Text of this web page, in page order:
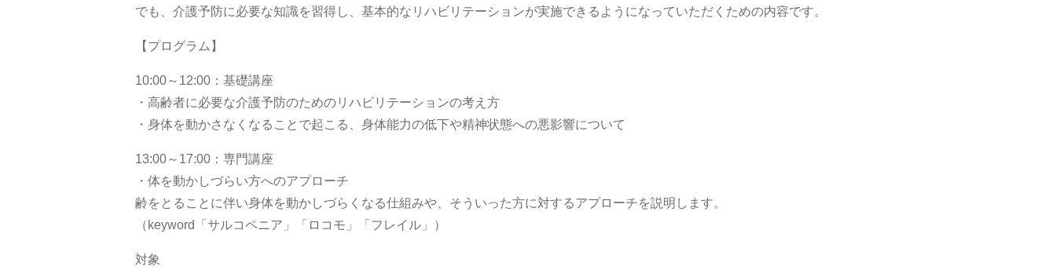
でも、介護予防に必要な知識を習得し、基本的なリハビリテーションが実施できるようになっていただくための内容です。
【プログラム】
10:00～12:00：基礎講座
・高齢者に必要な介護予防のためのリハビリテーションの考え方
・身体を動かさなくなることで起こる、身体能力の低下や精神状態への悪影響について
13:00～17:00：専門講座
・体を動かしづらい方へのアプローチ
齢をとることに伴い身体を動かしづらくなる仕組みや、そういった方に対するアプローチを説明します。
（keyword「サルコペニア」「ロコモ」「フレイル」）
対象